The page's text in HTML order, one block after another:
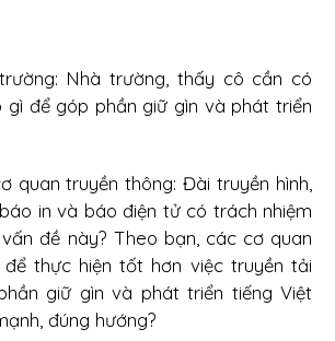
Nhà trường, thấy cô cần có
gì để góp phần giữ gìn và phát triển
quan truyền thông: Đài truyền hình,
in và báo điện tử có trách nhiệm
đề này? Theo bạn, các cơ quan
thực hiện tốt hơn việc truyền tải
giữ gìn và phát triển tiếng Việt
đúng hướng?